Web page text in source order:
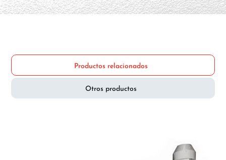
Productos relacionados
Otros productos